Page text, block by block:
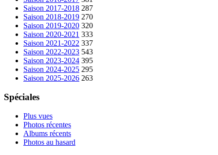
Saison 2017-2018 287
Saison 2018-2019 270
Saison 2019-2020 320
Saison 2020-2021 333
Saison 2021-2022 337
Saison 2022-2023 543
Saison 2023-2024 395
Saison 2024-2025 295
Saison 2025-2026 263
Spéciales
Plus vues
Photos récentes
Albums récents
Photos au hasard